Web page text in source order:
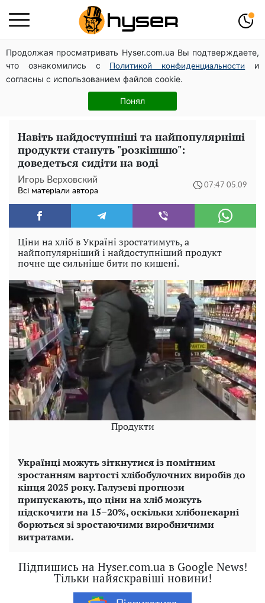
Продолжая просматривать Hyser.com.ua Вы подтверждаете,
что ознакомились с
Политикой конфиденциальности
и
согласны с использованием файлов cookie.
Понял
Дрони із націнкою: Олександр Конотопський вивів
мільйони оборонного бюджету через фіктивну фірму в
Естонії
Олена Тополя злив відео – це далеко не все: фронтмен
"Антитіла" Тарас Тополя став наступним
Навіть найдоступніші та найпопулярніші
продукти стануть "розкішшю":
доведеться сидіти на воді
Игорь Верховский
Всі матеріали автора
07:47 05.09
Ціни на хліб в Україні зростатимуть, а
найпопулярніший і найдоступніший продукт
почне ще сильніше бити по кишені.
Продукти
Українці можуть зіткнутися із помітним
зростанням вартості хлібобулочних виробів до
кінця 2025 року. Галузеві прогнози
припускають, що ціни на хліб можуть
підскочити на 15–20%, оскільки хлібопекарні
борються зі зростаючими виробничими
витратами.
Підпишись на Hyser.com.ua в Google News!
Тільки найяскравіші новини!